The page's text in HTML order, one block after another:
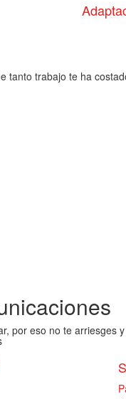
tanto trabajo te ha
por eso no te arriesges